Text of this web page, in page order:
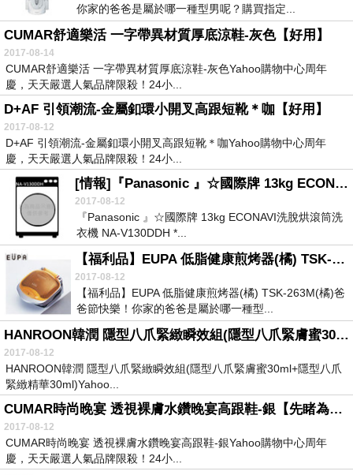
你家的爸爸是屬於哪一種型男呢？購買指定...
CUMAR舒適樂活 一字帶異材質厚底涼鞋-灰色【好用】
2017-08-14
CUMAR舒適樂活 一字帶異材質厚底涼鞋-灰色Yahoo購物中心周年
慶，天天嚴選人氣品牌限殺！24小...
D+AF 引領潮流-金屬釦環小開叉高跟短靴＊咖【好用】
2017-08-12
D+AF 引領潮流-金屬釦環小開叉高跟短靴＊咖Yahoo購物中心周年
慶，天天嚴選人氣品牌限殺！24小...
[情報]『Panasonic 』☆國際牌 13kg ECONAVI洗脫烘滾筒洗衣機 NA-V130DDH -免費基本安裝+舊機回收-[NA-V130DDH].【超讚】
2017-08-12
『Panasonic 』☆國際牌 13kg ECONAVI洗脫烘滾筒洗
衣機 NA-V130DDH *...
【福利品】EUPA 低脂健康煎烤器(橘) TSK-263M(橘)【現買現省】
2017-08-12
【福利品】EUPA 低脂健康煎烤器(橘) TSK-263M(橘)爸
爸節快樂！你家的爸爸是屬於哪一種型...
HANROON韓潤 隱型八爪緊緻瞬效組(隱型八爪緊膚蜜30ml+隱型八爪緊緻精華30ml)【下殺】
2017-08-12
HANROON韓潤 隱型八爪緊緻瞬效組(隱型八爪緊膚蜜30ml+隱型八爪
緊緻精華30ml)Yahoo...
CUMAR時尚晚宴 透視裸膚水鑽晚宴高跟鞋-銀【先睹為快】
2017-08-12
CUMAR時尚晚宴 透視裸膚水鑽晚宴高跟鞋-銀Yahoo購物中心周年
慶，天天嚴選人氣品牌限殺！24小...